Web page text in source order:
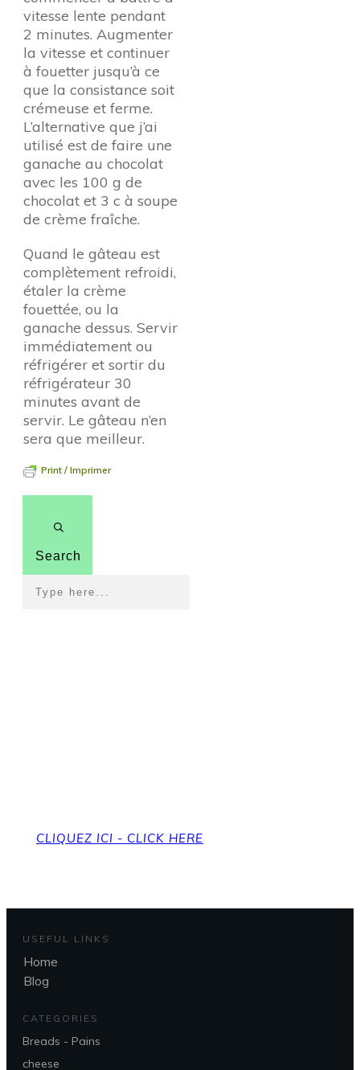
vitesse lente pendant
2 minutes. Augmenter
la vitesse et continuer
à fouetter jusqu’à ce
que la consistance soit
crémeuse et ferme.
L’alternative que j’ai
utilisé est de faire une
ganache au chocolat
avec les 100 g de
chocolat et 3 c à soupe
de crème fraîche.
Quand le gâteau est
complètement refroidi,
étaler la crème
fouettée, ou la
ganache dessus. Servir
immédiatement ou
réfrigérer et sortir du
réfrigérateur 30
minutes avant de
servir. Le gâteau n’en
sera que meilleur.
Print / Imprimer
Search
CLIQUEZ ICI - CLICK HERE
USEFUL LINKS
Home
Blog
CATEGORIES
Breads - Pains
cheese